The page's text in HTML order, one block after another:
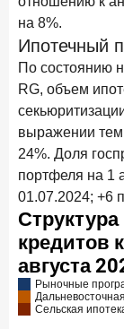
на 8%.
Ипотечный
По состоянию
RG, объем
выражении
24%. Доля
портфеля на 1
01.07.2024; +6